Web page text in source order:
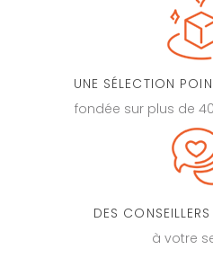
UNE SÉLECTION
fondée sur plus de
DES
à votre